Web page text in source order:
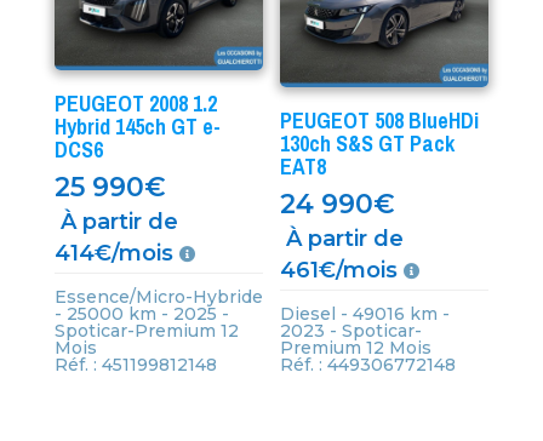
PEUGEOT 2008 1.2
Hybrid 145ch GT e-
DCS6
25 990€
À partir de
414€/mois
Essence/Micro-Hybride
- 25000 km - 2025 -
Spoticar-Premium 12
Mois
Réf. : 451199812148
PEUGEOT 508 BlueHDi
130ch S&S GT Pack
EAT8
24 990€
À partir de
461€/mois
Diesel - 49016 km -
2023 - Spoticar-
Premium 12 Mois
Réf. : 449306772148